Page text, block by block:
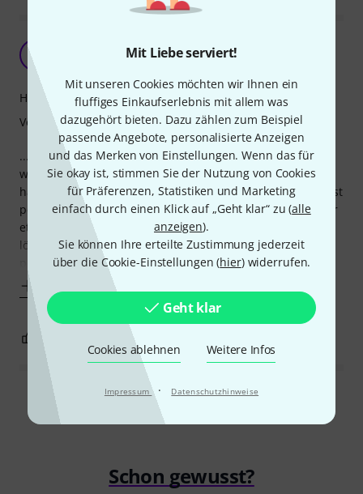
Mit Liebe serviert!
Mit unseren Cookies möchten wir Ihnen ein
fluffiges Einkaufserlebnis mit allem was
dazugehört bieten. Dazu zählen zum Beispiel
passende Angebote, personalisierte Anzeigen
und das Merken von Einstellungen. Wenn das für
Sie okay ist, stimmen Sie der Nutzung von Cookies
für Präferenzen, Statistiken und Marketing
einfach durch einen Klick auf „Geht klar“ zu (alle
anzeigen).
Sie können Ihre erteilte Zustimmung jederzeit
über die Cookie-Einstellungen (hier) widerrufen.
Geht klar
Cookies ablehnen Weitere Infos
Impressum · Datenschutzhinweise
A
...ist eine wucht! zumindest um den preis! das pedalboard
wirkt wertig und stabil, die verstellbare höhe ist top! ich
habe mein harley benton powerplant darunter und es passt
perfekt rein. die halterung mit den gummibändern ist zwar
etwas gewöhnungsbedürftig und es wäre sicher besser zu
löse gewesen, jedoch tut sie was sie soll - sie haltet das
powerplant.
Mehr anzeigen
Handling
Verarbeitung
Alle Bewertungen lesen
Schon gewusst?